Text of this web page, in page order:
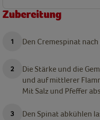
Zubereitung
Den Cremespinat
Die Stärke und die
und auf mittlerer
Mit Salz und Pfeffer
Den Spinat abkühlen